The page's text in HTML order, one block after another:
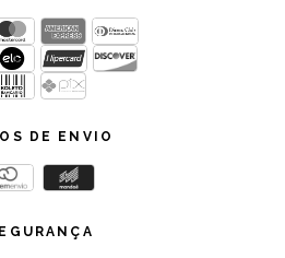
DE ENVIO